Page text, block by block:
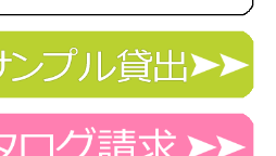
80% レーヨン12% 毛8%